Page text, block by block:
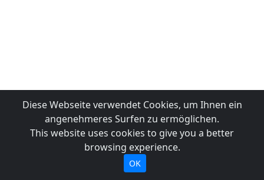
Diese Webseite verwendet Cookies, um Ihnen ein
angenehmeres Surfen zu ermöglichen.
This website uses cookies to give you a better
browsing experience.
OK